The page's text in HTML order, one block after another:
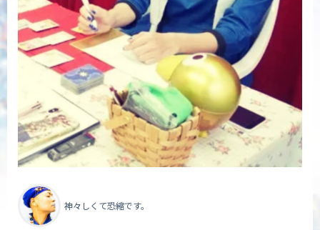
神々しくて恐縮です。